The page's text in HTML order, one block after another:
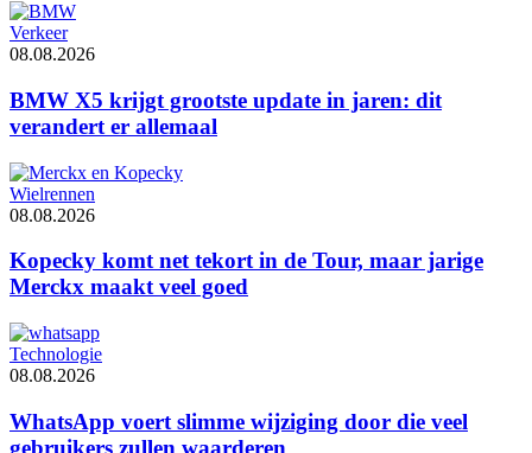
Verkeer
08.08.2026
BMW X5 krijgt grootste update in jaren: dit
verandert er allemaal
Wielrennen
08.08.2026
Kopecky komt net tekort in de Tour, maar jarige
Merckx maakt veel goed
Technologie
08.08.2026
WhatsApp voert slimme wijziging door die veel
gebruikers zullen waarderen